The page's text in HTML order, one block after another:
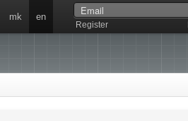
Register
mk en